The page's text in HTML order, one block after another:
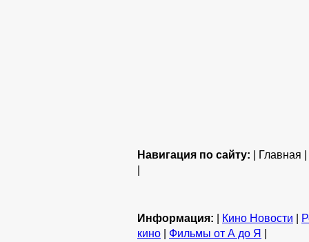
Навигация по сайту: | Главная |
|
Информация: | Кино Новости |
кино | Фильмы от А до Я |